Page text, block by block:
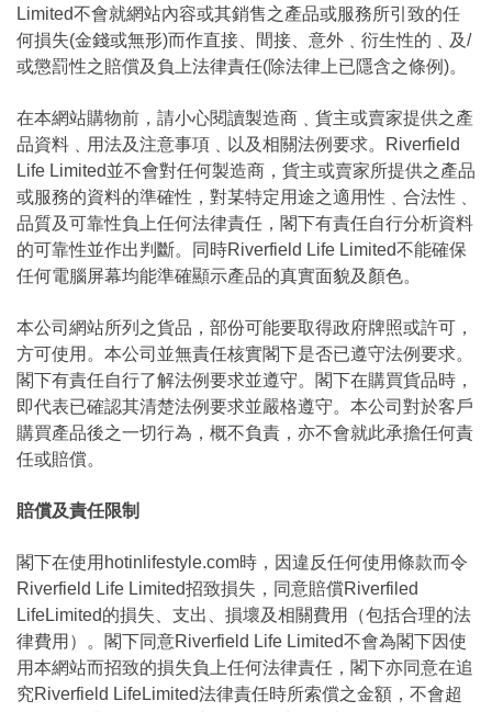
Limited不會就網站內容或其銷售之產品或服務所引致的任
何損失(金錢或無形)而作直接、間接、意外﹑衍生性的﹑及/
或懲罰性之賠償及負上法律責任(除法律上已隱含之條例)。
在本網站購物前，請小心閱讀製造商﹑貨主或賣家提供之產
品資料﹑用法及注意事項﹑以及相關法例要求。Riverfield
Life Limited並不會對任何製造商，貨主或賣家所提供之產品
或服務的資料的準確性，對某特定用途之適用性﹑合法性﹑
品質及可靠性負上任何法律責任，閣下有責任自行分析資料
的可靠性並作出判斷。同時Riverfield Life Limited不能確保
任何電腦屏幕均能準確顯示產品的真實面貌及顏色。
本公司網站所列之貨品，部份可能要取得政府牌照或許可，
方可使用。本公司並無責任核實閣下是否已遵守法例要求。
閣下有責任自行了解法例要求並遵守。閣下在購買貨品時，
即代表已確認其清楚法例要求並嚴格遵守。本公司對於客戶
購買產品後之一切行為，概不負責，亦不會就此承擔任何責
任或賠償。
賠償及責任限制
閣下在使用hotinlifestyle.com時，因違反任何使用條款而令
Riverfield Life Limited招致損失，同意賠償Riverfiled
LifeLimited的損失、支出、損壞及相關費用（包括合理的法
律費用）。閣下同意Riverfield Life Limited不會為閣下因使
用本網站而招致的損失負上任何法律責任，閣下亦同意在追
究Riverfield LifeLimited法律責任時所索償之金額，不會超